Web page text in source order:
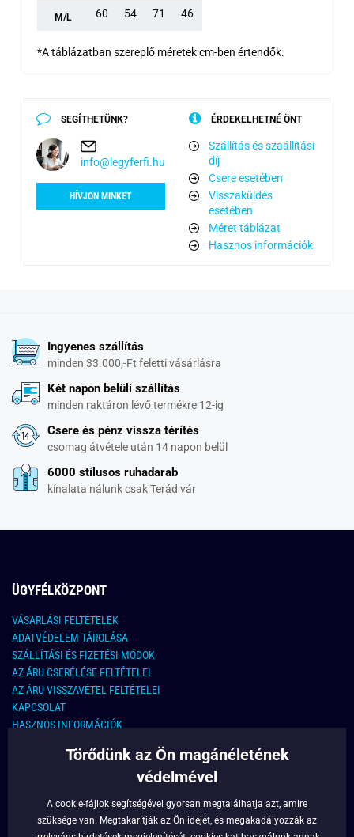
M/L 60 54 71 46
*A táblázatban szereplő méretek cm-ben értendők.
SEGÍTHETÜNK?
info@legyferfi.hu
HÍVJON MINKET
ÉRDEKELHETNÉ ÖNT
Szállítás és szaállítási
díj
Csere esetében
Visszaküldés
esetében
Méret táblázat
Hasznos információk
Ingyenes szállítás
minden 33.000,-Ft feletti vásárlásra
Két napon belüli szállítás
minden raktáron lévő termékre 12-ig
Csere és pénz vissza térítés
csomag átvétele után 14 napon belül
6000 stílusos ruhadarab
kínalata nálunk csak Terád vár
ÜGYFÉLKÖZPONT
VÁSARLÁSI FELTÉTELEK
ADATVÉDELEM TÁROLÁSA
SZÁLLÍTÁSI ÉS FIZETÉSI MÓDOK
AZ ÁRU CSERÉLÉSE FELTÉTELEI
AZ ÁRU VISSZAVÉTEL FELTÉTELEI
KAPCSOLAT
HASZNOS INFORMÁCIÓK
KAPCSOLAT
info@legyferfi.hu
FONTOS INFORMÁCIÓK
Törődünk az Ön magánéletének
védelmével
A cookie-fájlok segítségével gyorsan megtalálhatja azt, amire
szüksége van. Megtakarítják az Ön idejét, és megakadályozzák az